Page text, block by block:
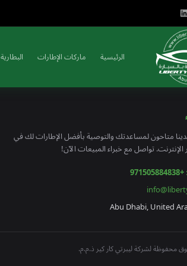
الرئيسية ماركات الإطارات البطارية
لدينا متاحون لمساعدتك والتوصية بأفضل الإطارات لك في
الإنترنت. تواصل مع خبراء المبيعات الآن!
:
+971505884838
Abu Dhabi, United